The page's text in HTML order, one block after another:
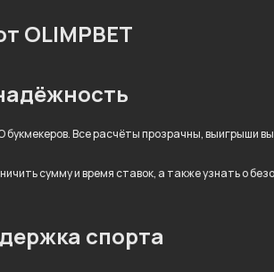
OLIMPBET
Все расчёты прозрачны, выигрыши
сумму и время ставок, а также узнать о
спорта